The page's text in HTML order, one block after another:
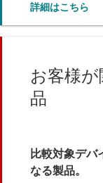
詳細はこちら
お客様
品
比較対象デバ
なる製品。